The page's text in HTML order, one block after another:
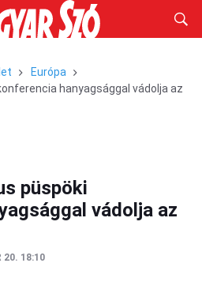
Európa
hanyagsággal vádolja az
püspöki
vádolja az
20. 18:10